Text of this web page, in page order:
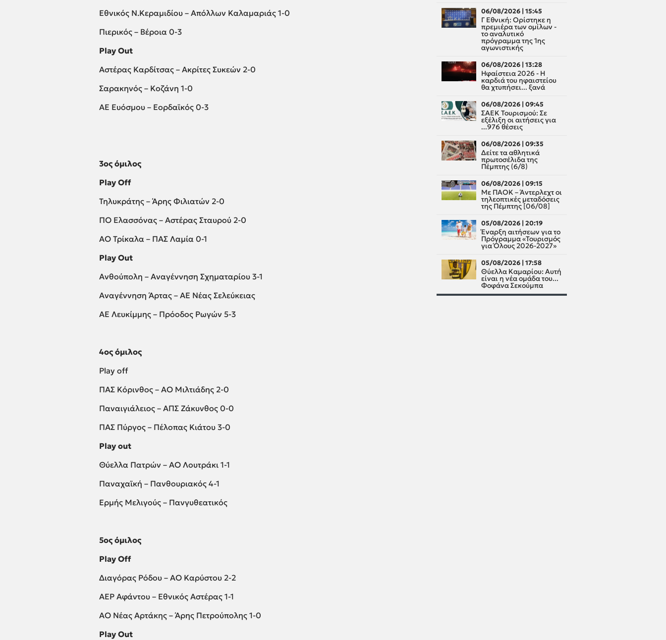
Εθνικός Ν.Κεραμιδίου – Απόλλων Καλαμαριάς 1-0
Πιερικός – Βέροια 0-3
Play Out
Αστέρας Καρδίτσας – Ακρίτες Συκεών 2-0
Σαρακηνός – Κοζάνη 1-0
ΑΕ Ευόσμου – Εορδαϊκός 0-3
3ος όμιλος
Play Off
Τηλυκράτης – Άρης Φιλιατών 2-0
ΠΟ Ελασσόνας – Αστέρας Σταυρού 2-0
ΑΟ Τρίκαλα – ΠΑΣ Λαμία 0-1
Play Out
Ανθούπολη – Αναγέννηση Σχηματαρίου 3-1
Αναγέννηση Άρτας – ΑΕ Νέας Σελεύκειας
ΑΕ Λευκίμμης – Πρόοδος Ρωγών 5-3
4ος όμιλος
Play off
ΠΑΣ Κόρινθος – ΑΟ Μιλτιάδης 2-0
Παναιγιάλειος – ΑΠΣ Ζάκυνθος 0-0
ΠΑΣ Πύργος – Πέλοπας Κιάτου 3-0
Play out
Θύελλα Πατρών – ΑΟ Λουτράκι 1-1
Παναχαϊκή – Πανθουριακός 4-1
Ερμής Μελιγούς – Πανγυθεατικός
5ος όμιλος
Play Off
Διαγόρας Ρόδου – ΑΟ Καρύστου 2-2
ΑΕΡ Αφάντου – Εθνικός Αστέρας 1-1
ΑΟ Νέας Αρτάκης – Άρης Πετρούπολης 1-0
Play Out
06/08/2026 | 15:45
Γ Εθνική: Ορίστηκε η
πρεμιέρα των ομίλων -
το αναλυτικό
πρόγραμμα της 1ης
αγωνιστικής
06/08/2026 | 13:28
Ηφαίστεια 2026 - Η
καρδιά του ηφαιστείου
θα χτυπήσει... ξανά
06/08/2026 | 09:45
ΣΑΕΚ Τουρισμού: Σε
εξέλιξη οι αιτήσεις για
...976 θέσεις
06/08/2026 | 09:35
Δείτε τα αθλητικά
πρωτοσέλιδα της
Πέμπτης (6/8)
06/08/2026 | 09:15
Με ΠΑΟΚ – Άντερλεχτ οι
τηλεοπτικές μεταδόσεις
της Πέμπτης [06/08]
05/08/2026 | 20:19
Έναρξη αιτήσεων για το
Πρόγραμμα «Τουρισμός
για Όλους 2026-2027»
05/08/2026 | 17:58
Θύελλα Καμαρίου: Αυτή
είναι η νέα ομάδα του...
Φοφάνα Σεκούμπα